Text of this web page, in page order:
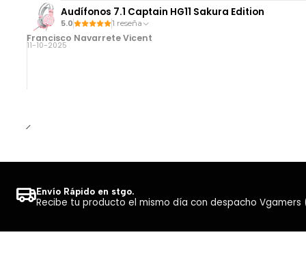
Audífonos 7.1 Captain HG11 Sakura Edition
5.0 1 reseña
Francisco Navarrete Vicent
11-10-2025
Envío Rápido en stgo.
Recibe tu producto el mismo día con despacho